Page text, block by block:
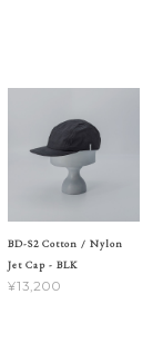
BD-S2 Cotton / Nylon
Jet Cap - BLK
¥13,200